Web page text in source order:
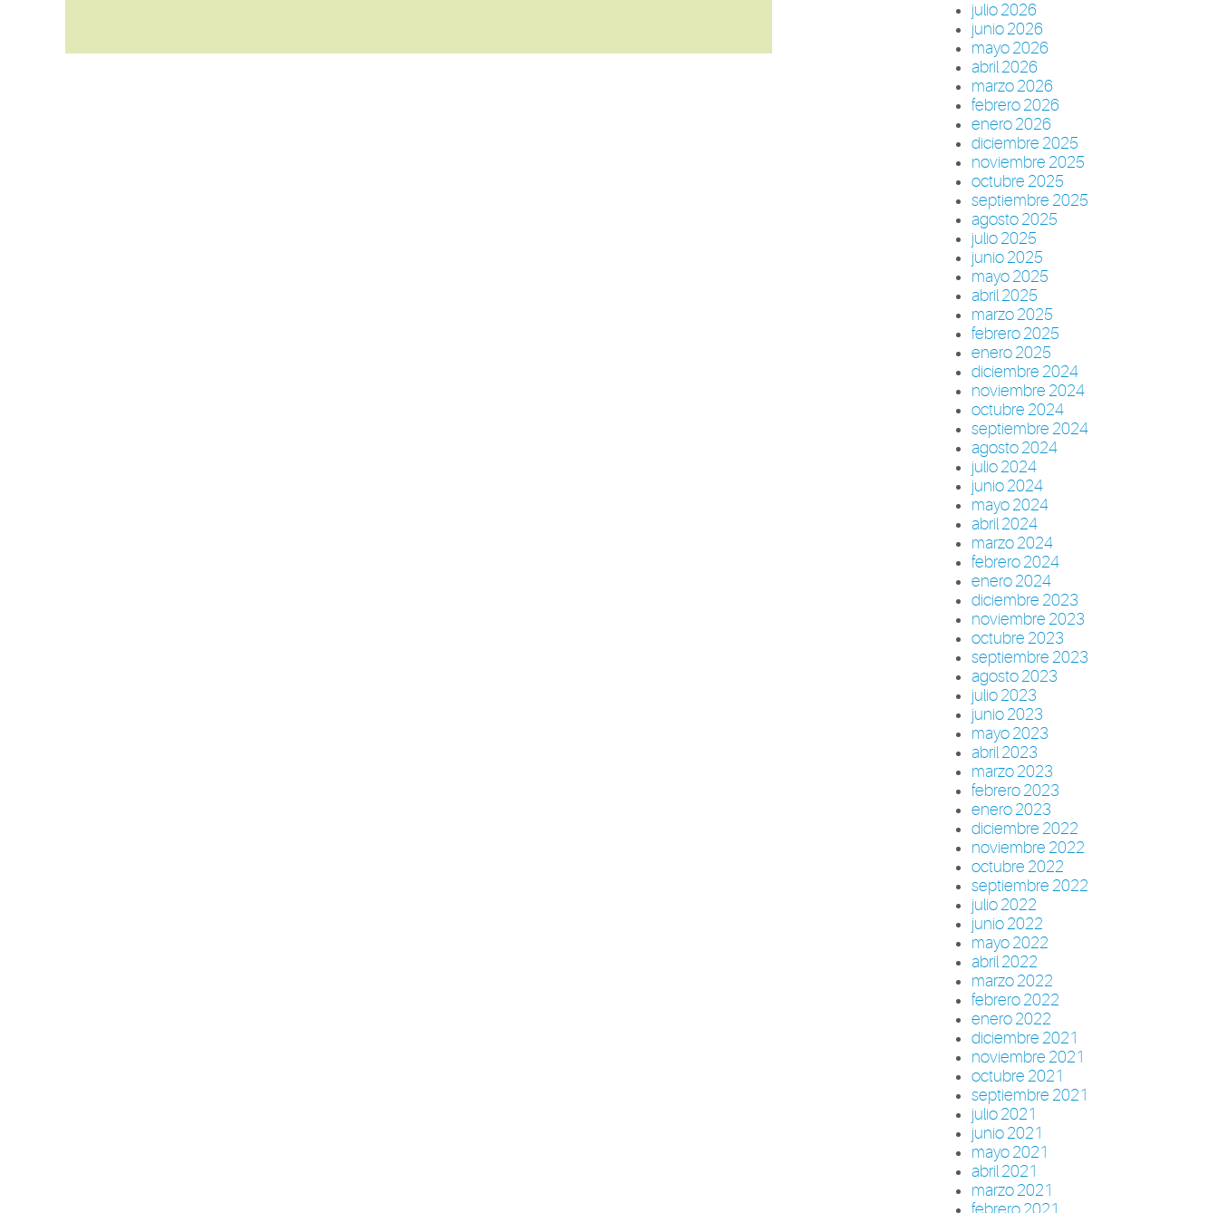
julio 2026
junio 2026
mayo 2026
abril 2026
marzo 2026
febrero 2026
enero 2026
diciembre 2025
noviembre 2025
octubre 2025
septiembre 2025
agosto 2025
julio 2025
junio 2025
mayo 2025
abril 2025
marzo 2025
febrero 2025
enero 2025
diciembre 2024
noviembre 2024
octubre 2024
septiembre 2024
agosto 2024
julio 2024
junio 2024
mayo 2024
abril 2024
marzo 2024
febrero 2024
enero 2024
diciembre 2023
noviembre 2023
octubre 2023
septiembre 2023
agosto 2023
julio 2023
junio 2023
mayo 2023
abril 2023
marzo 2023
febrero 2023
enero 2023
diciembre 2022
noviembre 2022
octubre 2022
septiembre 2022
julio 2022
junio 2022
mayo 2022
abril 2022
marzo 2022
febrero 2022
enero 2022
diciembre 2021
noviembre 2021
octubre 2021
septiembre 2021
julio 2021
junio 2021
mayo 2021
abril 2021
marzo 2021
febrero 2021